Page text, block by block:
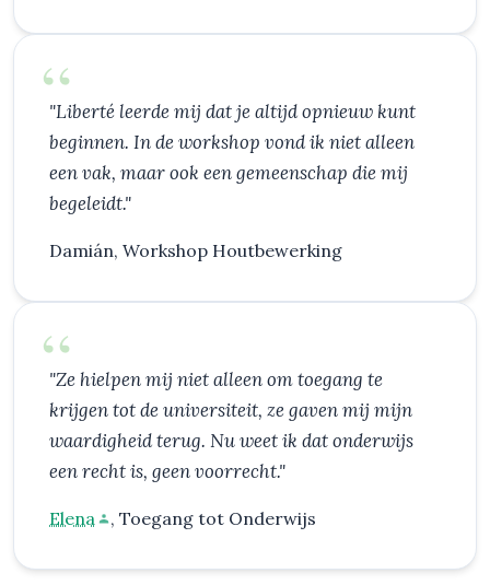
"Liberté leerde mij dat je altijd opnieuw kunt
beginnen. In de workshop vond ik niet alleen
een vak, maar ook een gemeenschap die mij
begeleidt."
Damián, Workshop Houtbewerking
"Ze hielpen mij niet alleen om toegang te
krijgen tot de universiteit, ze gaven mij mijn
waardigheid terug. Nu weet ik dat onderwijs
een recht is, geen voorrecht."
Elena , Toegang tot Onderwijs